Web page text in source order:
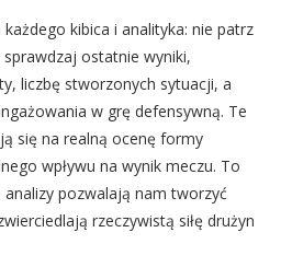
kibica i analityka: nie patrz
ostatnie wyniki,
liczbę stworzonych sytuacji, a
w grę defensywną. Te
się na realną ocenę formy
wpływu na wynik meczu. To
analizy pozwalają nam tworzyć
rzeczywistą siłę drużyn